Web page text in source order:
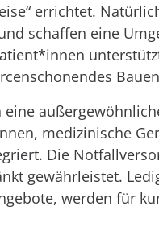
errichtet.
schaffen eine
medizinische
Die
gewährleistet.
werden für